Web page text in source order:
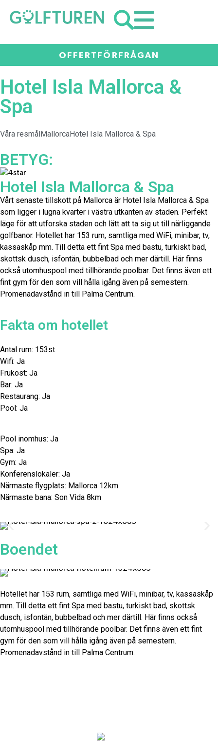
OFFERTFÖRFRÅGAN
Hotel Isla Mallorca &
Spa
Våra resmålMallorcaHotel Isla Mallorca & Spa
BETYG:
Hotel Isla Mallorca & Spa
Vårt senaste tillskott på Mallorca är Hotel Isla Mallorca & Spa
som ligger i lugna kvarter i västra utkanten av staden. Perfekt
läge för att utforska staden och lätt att ta sig ut till närliggande
golfbanor. Hotellet har 153 rum, samtliga med WiFi, minibar, tv,
kassaskåp mm. Till detta ett fint Spa med bastu, turkiskt bad,
skottsk dusch, isfontän, bubbelbad och mer därtill. Här finns
också utomhuspool med tillhörande poolbar. Det finns även ett
fint gym för den som vill hålla igång även på semestern.
Promenadavstånd in till Palma Centrum.
Fakta om hotellet
Antal rum: 153st
Wifi: Ja
Frukost: Ja
Bar: Ja
Restaurang: Ja
Pool: Ja
Pool inomhus: Ja
Spa: Ja
Gym: Ja
Konferenslokaler: Ja
Närmaste flygplats: Mallorca 12km
Närmaste bana: Son Vida 8km
Boendet
Hotellet har 153 rum, samtliga med WiFi, minibar, tv, kassaskåp
mm. Till detta ett fint Spa med bastu, turkiskt bad, skottsk
dusch, isfontän, bubbelbad och mer därtill. Här finns också
utomhuspool med tillhörande poolbar. Det finns även ett fint
gym för den som vill hålla igång även på semestern.
Promenadavstånd in till Palma Centrum.